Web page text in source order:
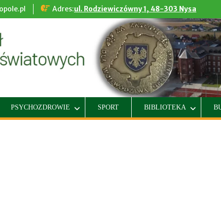
Adres:ul. Rodziewiczówny 1, 48-303 Nysa
PSYCHOZDROWIE SPORT BIBLIOTEKA